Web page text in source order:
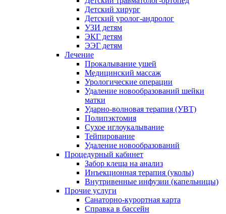
Детский хирург
Детский уролог-андролог
УЗИ детям
ЭКГ детям
ЭЭГ детям
Лечение
Прокалывание ушей
Медицинский массаж
Урологические операции
Удаление новообразований шейки
матки
Ударно-волновая терапия (УВТ)
Полипэктомия
Сухое иглоукалывание
Тейпирование
Удаление новообразований
Процедурный кабинет
Забор клеща на анализ
Инъекционная терапия (уколы)
Внутривенные инфузии (капельницы)
Прочие услуги
Санаторно-курортная карта
Справка в бассейн